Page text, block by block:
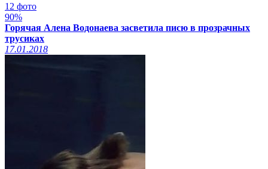
12 фото
90%
Горячая Алена Водонаева засветила писю в прозрачных
трусиках
17.01.2018